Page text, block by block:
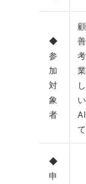
◆
参
加
対
象
者
◆
申